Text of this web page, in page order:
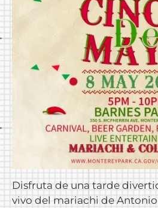
Disfruta de una tarde
vivo del mariachi de Antonio